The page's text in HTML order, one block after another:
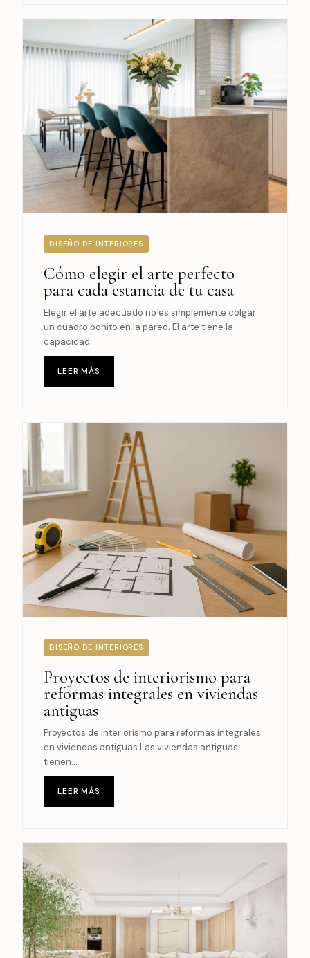
DISEÑO DE INTERIORES
Cómo elegir el arte perfecto
para cada estancia de tu casa
Elegir el arte adecuado no es simplemente colgar
un cuadro bonito en la pared. El arte tiene la
capacidad...
LEER MÁS
DISEÑO DE INTERIORES
Proyectos de interiorismo para
reformas integrales en viviendas
antiguas
Proyectos de interiorismo para reformas integrales
en viviendas antiguas Las viviendas antiguas
tienen...
LEER MÁS